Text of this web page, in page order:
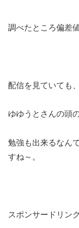
調べたところ偏差
配信を見ていても
ゆゆうとさんの頭
勉強も出来るなん
すね～。
スポンサードリンク